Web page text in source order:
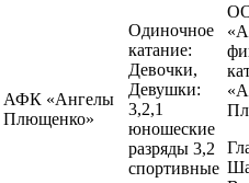
АФК «Ангелы
Плющенко»
Одиночное
катание:
Девочки,
Девушки:
3,2,1
юношеские
разряды 3,2
спортивные